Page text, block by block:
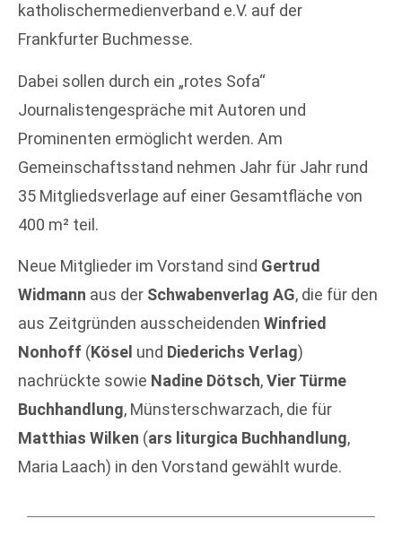
katholischermedienverband e.V. auf der
Frankfurter Buchmesse.
Dabei sollen durch ein „rotes Sofa“
Journalistengespräche mit Autoren und
Prominenten ermöglicht werden. Am
Gemeinschaftsstand nehmen Jahr für Jahr rund
35 Mitgliedsverlage auf einer Gesamtfläche von
400 m² teil.
Neue Mitglieder im Vorstand sind Gertrud
Widmann aus der Schwabenverlag AG, die für den
aus Zeitgründen ausscheidenden Winfried
Nonhoff (Kösel und Diederichs Verlag)
nachrückte sowie Nadine Dötsch,Vier Türme
Buchhandlung, Münsterschwarzach, die für
Matthias Wilken (ars liturgica Buchhandlung,
Maria Laach) in den Vorstand gewählt wurde.